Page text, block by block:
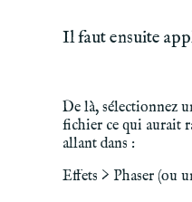
Il faut ensuite
De là, sélectionnez
fichier ce qui aurait
allant dans :
Effets > Phaser (ou